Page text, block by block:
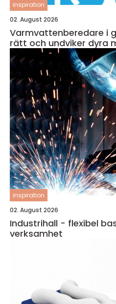
inspiration
02. August 2026
Varmvattenberedare i göteborg
rätt och undviker dyra
inspiration
02. August 2026
Industrihall - flexibel
verksamhet